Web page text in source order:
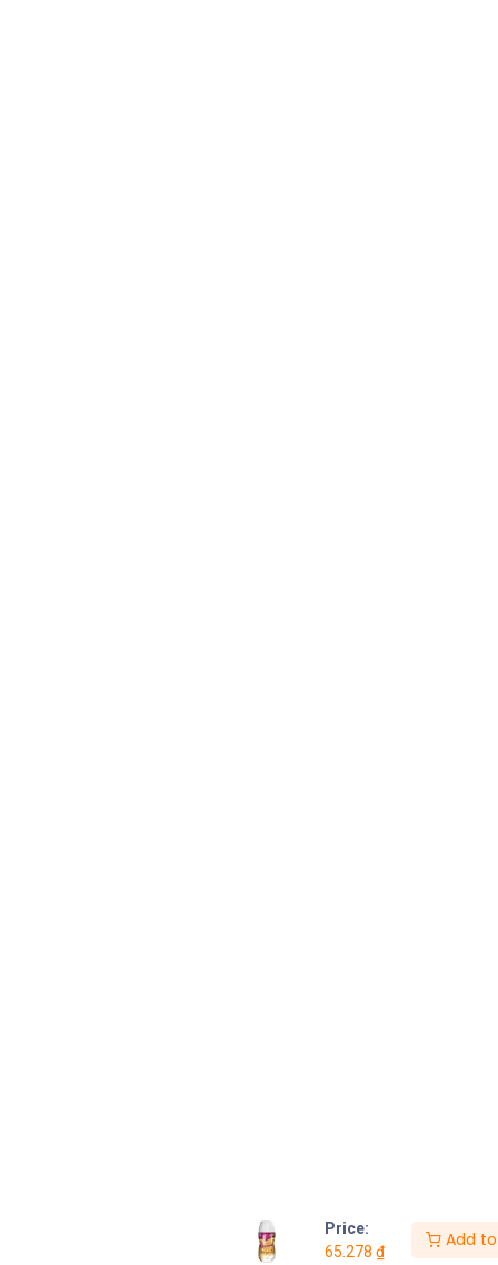
Price:
65.278 ₫
Add